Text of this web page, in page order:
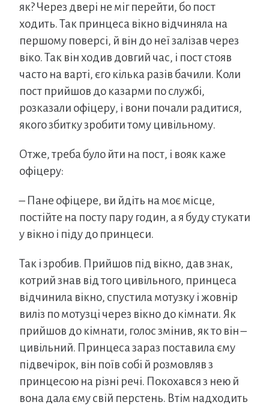
як? Через двері не міг перейти, бо пост
ходить. Так принцеса вікно відчиняла на
першому поверсі, й він до неї залізав через
віко. Так він ходив довгий час, і пост стояв
часто на варті, єго кілька разів бачили. Коли
пост прийшов до казарми по службі,
розказали офіцеру, і вони почали радитися,
якого збитку зробити тому цивільному.
Отже, треба було йти на пост, і вояк каже
офіцеру:
– Пане офіцере, ви йдіть на моє місце,
постійте на посту пару годин, а я буду стукати
у вікно і піду до принцеси.
Так і зробив. Прийшов під вікно, дав знак,
котрий знав від того цивільного, принцеса
відчинила вікно, спустила мотузку і жовнір
виліз по мотузці через вікно до кімнати. Як
прийшов до кімнати, голос змінив, як то він –
цивільний. Принцеса зараз поставила єму
підвечірок, він поїв собі й розмовляв з
принцесою на різні речі. Покохався з нею й
вона дала єму свій перстень. Втім надходить